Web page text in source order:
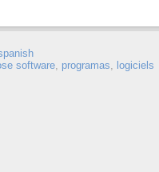
software, programas, logiciels